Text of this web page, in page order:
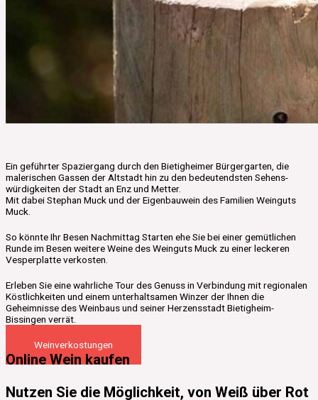
Ein ge­führter Spazier­gang durch den Bietig­heimer Bürger­garten, die
malerischen Gassen der Alt­stadt hin zu den be­deutendsten Sehens­
würdig­keiten der Stadt an Enz und Metter.
Mit dabei Stephan Muck und der Eigenbauwein des Familien Weinguts
Muck.
So könnte Ihr Besen Nachmittag Starten ehe Sie bei einer gemütlichen
Runde im Besen weitere Weine des Weinguts Muck zu einer leckeren
Vesperplatte verkosten.
Erleben Sie eine wahrliche Tour des Genuss in Verbindung mit regionalen
Köstlichkeiten und einem unterhaltsamen Winzer der Ihnen die
Geheimnisse des Weinbaus und seiner Herzensstadt Bietigheim-
Bissingen verrät.
Weinverkostungen
Online Wein kaufen
Nutzen Sie die Möglichkeit, von Weiß über Rot